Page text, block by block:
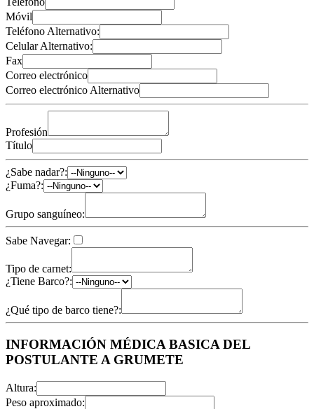
Móvil
Teléfono Alternativo:
Celular Alternativo:
Fax
Correo electrónico
Correo electrónico Alternativo
Profesión
Título
¿Sabe nadar?:
¿Fuma?:
Grupo sanguíneo:
Sabe Navegar:
Tipo de carnet:
¿Tiene Barco?:
¿Qué tipo de barco tiene?:
INFORMACIÓN MÉDICA BASICA DEL
POSTULANTE A GRUMETE
Altura:
Peso aproximado: